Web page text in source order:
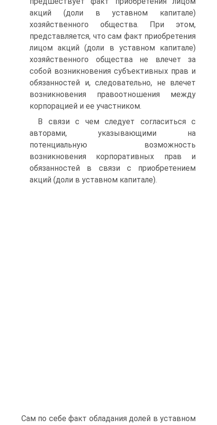
акций (доли в уставном капитале)
хозяйственного общества. При этом,
представляется, что сам факт приобретения
лицом акций (доли в уставном капитале)
хозяйственного общества не влечет за
собой возникновения субъективных прав и
обязанностей и, следовательно, не влечет
возникновения правоотношения между
корпорацией и ее участником.
В связи с чем следует согласиться с
авторами, указывающими на
потенциальную возможность
возникновения корпоративных прав и
обязанностей в связи с приобретением
акций (доли в уставном капитале).
Сам по себе факт обладания долей в уставном